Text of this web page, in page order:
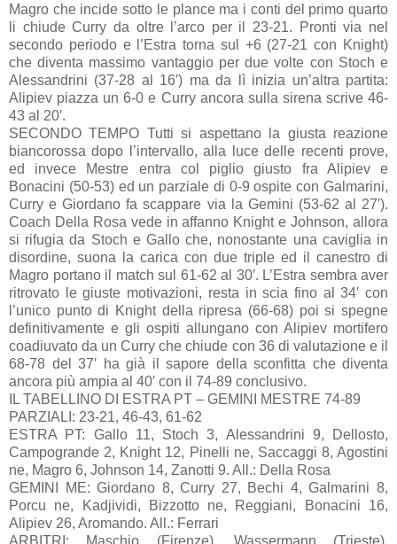
Magro che incide sotto le plance ma i conti del primo quarto
li chiude Curry da oltre l’arco per il 23-21. Pronti via nel
secondo periodo e l’Estra torna sul +6 (27-21 con Knight)
che diventa massimo vantaggio per due volte con Stoch e
Alessandrini (37-28 al 16′) ma da lì inizia un’altra partita:
Alipiev piazza un 6-0 e Curry ancora sulla sirena scrive 46-
43 al 20′.
SECONDO TEMPO Tutti si aspettano la giusta reazione
biancorossa dopo l’intervallo, alla luce delle recenti prove,
ed invece Mestre entra col piglio giusto fra Alipiev e
Bonacini (50-53) ed un parziale di 0-9 ospite con Galmarini,
Curry e Giordano fa scappare via la Gemini (53-62 al 27′).
Coach Della Rosa vede in affanno Knight e Johnson, allora
si rifugia da Stoch e Gallo che, nonostante una caviglia in
disordine, suona la carica con due triple ed il canestro di
Magro portano il match sul 61-62 al 30′. L’Estra sembra aver
ritrovato le giuste motivazioni, resta in scia fino al 34′ con
l’unico punto di Knight della ripresa (66-68) poi si spegne
definitivamente e gli ospiti allungano con Alipiev mortifero
coadiuvato da un Curry che chiude con 36 di valutazione e il
68-78 del 37′ ha già il sapore della sconfitta che diventa
ancora più ampia al 40′ con il 74-89 conclusivo.
IL TABELLINO DI ESTRA PT – GEMINI MESTRE 74-89
PARZIALI: 23-21, 46-43, 61-62
ESTRA PT: Gallo 11, Stoch 3, Alessandrini 9, Dellosto,
Campogrande 2, Knight 12, Pinelli ne, Saccaggi 8, Agostini
ne, Magro 6, Johnson 14, Zanotti 9. All.: Della Rosa
GEMINI ME: Giordano 8, Curry 27, Bechi 4, Galmarini 8,
Porcu ne, Kadjividi, Bizzotto ne, Reggiani, Bonacini 16,
Alipiev 26, Aromando. All.: Ferrari
ARBITRI: Maschio (Firenze), Wassermann (Trieste),